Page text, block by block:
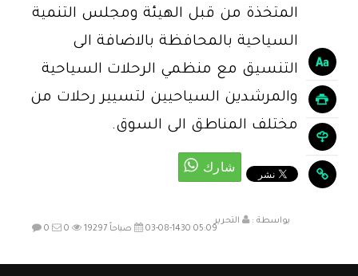
المتخذة من قبل الهيئة ومجلس التنمية
السياحية بالمحافظة بالاضافة الى
التنسيق مع منظمي الرحلات السياحية
والمرشدين السياحيين لتسيير رحلات من
مختلف المناطق الى السوق.
بواسطة :
التحرير
03-08-1430 05:09 صباحاً
0 0 19297